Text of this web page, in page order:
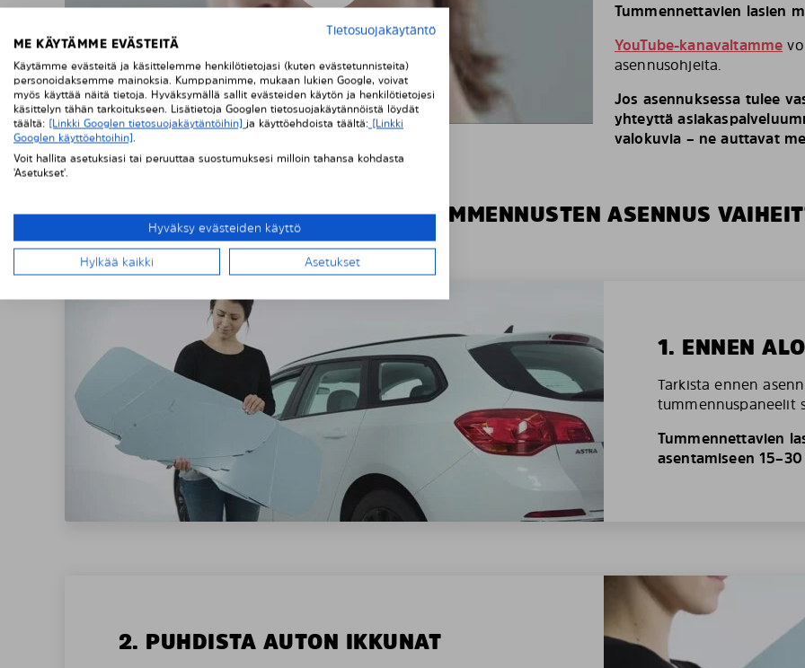
Tummennettavien lasien
YouTube-kanavaltamme
asennusohjeita.
Jos asennuksessa tulee
yhteyttä
valokuvia – ne auttavat
SOLARPLEXIUS TUMMENNUSTEN ASENNUS
1. ENNEN
Tarkista ennen
tummennuspaneelit
Tummennettavien
asentamiseen
2. PUHDISTA AUTON IKKUNAT
Tietosuojakäytäntö
ME KÄYTÄMME EVÄSTEITÄ
Käytämme evästeitä ja käsittelemme henkilötietojasi (kuten evästetunnisteita)
personoidaksemme mainoksia. Kumppanimme, mukaan lukien Google, voivat
myös käyttää näitä tietoja. Hyväksymällä sallit evästeiden käytön ja henkilötietojesi
käsittelyn tähän tarkoitukseen. Lisätietoja Googlen tietosuojakäytännöistä löydät
täältä: [Linkki Googlen tietosuojakäytäntöihin]ja käyttöehdoista täältä: [Linkki
Googlen käyttöehtoihin].
Voit hallita asetuksiasi tai peruuttaa suostumuksesi milloin tahansa kohdasta
'Asetukset'.
Hyväksy evästeiden käyttö
Hylkää kaikki Asetukset